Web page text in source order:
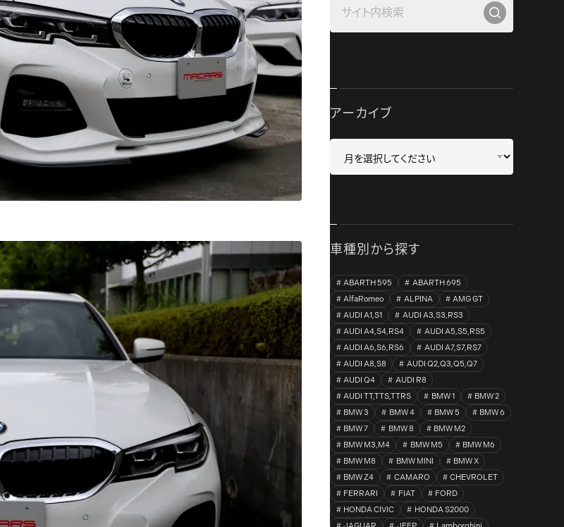
アーカイブ
車種別から探す
ABARTH 595
ABARTH 695
AlfaRomeo
ALPINA
AMG GT
AUDI A1,S1
AUDI A3,S3,RS3
AUDI A4,S4,RS4
AUDI A5,S5,RS5
AUDI A6,S6,RS6
AUDI A7,S7,RS7
AUDI A8,S8
AUDI Q2,Q3,Q5,Q7
AUDI Q4
AUDI R8
AUDI TT,TTS,TTRS
BMW 1
BMW 2
BMW 3
BMW 4 BMW 5
BMW 6
BMW 7
BMW 8
BMW M2
BMW M3,M4
BMW M5
BMW M6
BMW M8
BMW MINI
BMW X
BMW Z4
CAMARO
CHEVROLET
FERRARI
FIAT
FORD
HONDA CIVIC
HONDA S2000